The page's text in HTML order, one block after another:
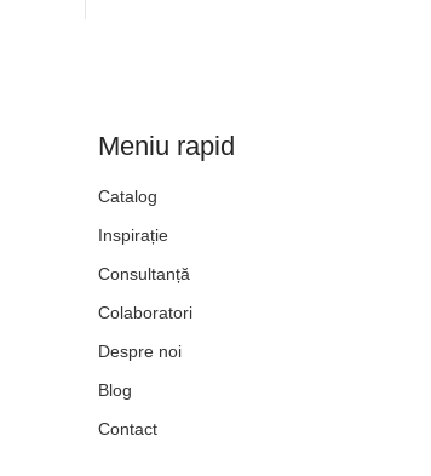
Meniu rapid
Catalog
Inspirație
Consultanță
Colaboratori
Despre noi
Blog
Contact